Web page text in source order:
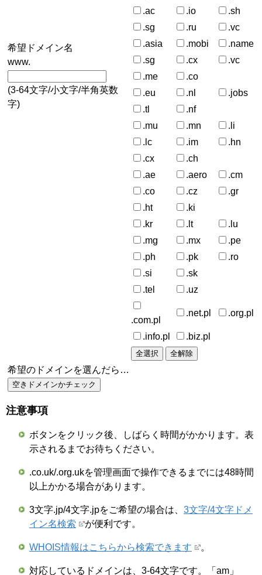
希望ドメイン名
www.
(3-64文字/小文字/半角英数
字)
.ac
.io
.sh
.sg
.ru
.vc
.asia
.mobi
.name
.sg
.cx
.vc
.me
.co
.eu
.nl
.jobs
.tl
.nf
.mu
.mn
.li
.lc
.im
.hn
.cx
.ch
.ae
.aero
.cm
.co
.cz
.gr
.ht
.ki
.kr
.lt
.lu
.mg
.mx
.pe
.ph
.pk
.ro
.si
.sk
.tel
.uz
.com.pl
.net.pl .org.pl
.info.pl .biz.pl
希望のドメインを選んだら…
注意事項
ボタンをクリック後、しばらく時間がかかります。表
示されるまでお待ちください。
.co.uk/.org.ukを管理画面で操作できるまでには48時間
以上かかる場合があります。
3文字.jp/4文字.jpをご希望の場合は、 3文字/4文字ドメ
イン名検索
が便利です。
WHOIS情報はこちらから検索できます 。
対応しているドメインは、3-64文字です。「am」